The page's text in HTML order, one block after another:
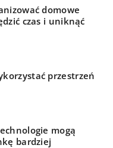
domowe
czas i uniknąć
przestrzeń
mogą
bardziej